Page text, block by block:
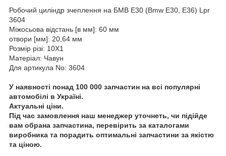
Робочий циліндр зчеплення на БМВ Е30 (Bmw E30, E36) Lpr
3604
Міжосьова відстань [в мм]: 60 мм
отвори [мм]: 20,64 мм
Розмір різі: 10X1
Матеріал: Чавун
Для артикула No: 3604
У наявності понад 100 000 запчастин на всі популярні
автомобілі в Україні.
Актуальні ціни.
Під час замовлення наш менеджер уточнеть, чи підійде
вам обрана запчастина, перевірить за каталогами
виробника та порадить оптимальні запчастини за якістю
та ціною.